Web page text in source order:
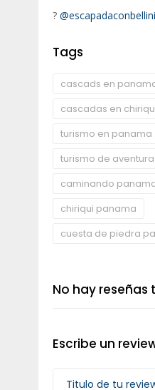
? @escapadaconbellini
Tags
cascads en
cascadas en
turismo en panama
turismo de aventura
caminando
chiriqui panama
cuesta de piedra
No hay reseñas
Escribe un